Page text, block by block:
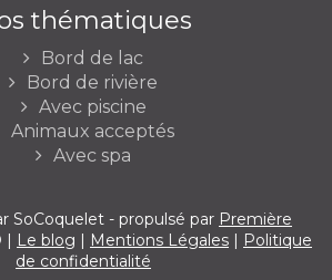
thématiques
Bord de lac
Bord de rivière
Avec piscine
Animaux acceptés
Avec spa
SoCoquelet - propulsé par Première
| Le blog | Mentions Légales | Politique
de confidentialité